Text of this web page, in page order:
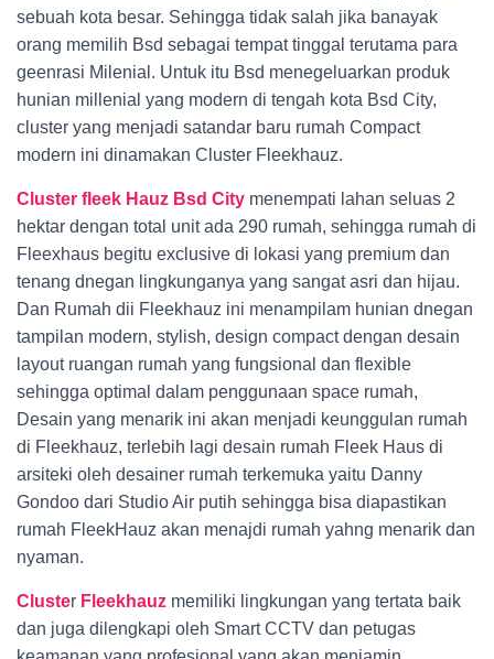
sebuah kota besar. Sehingga tidak salah jika banayak
orang memilih Bsd sebagai tempat tinggal terutama para
geenrasi Milenial. Untuk itu Bsd menegeluarkan produk
hunian millenial yang modern di tengah kota Bsd City,
cluster yang menjadi satandar baru rumah Compact
modern ini dinamakan Cluster Fleekhauz.
Cluster fleek Hauz Bsd City menempati lahan seluas 2
hektar dengan total unit ada 290 rumah, sehingga rumah di
Fleexhaus begitu exclusive di lokasi yang premium dan
tenang dnegan lingkunganya yang sangat asri dan hijau.
Dan Rumah dii Fleekhauz ini menampilam hunian dnegan
tampilan modern, stylish, design compact dengan desain
layout ruangan rumah yang fungsional dan flexible
sehingga optimal dalam penggunaan space rumah,
Desain yang menarik ini akan menjadi keunggulan rumah
di Fleekhauz, terlebih lagi desain rumah Fleek Haus di
arsiteki oleh desainer rumah terkemuka yaitu Danny
Gondoo dari Studio Air putih sehingga bisa diapastikan
rumah FleekHauz akan menajdi rumah yahng menarik dan
nyaman.
Cluster Fleekhauz memiliki lingkungan yang tertata baik
dan juga dilengkapi oleh Smart CCTV dan petugas